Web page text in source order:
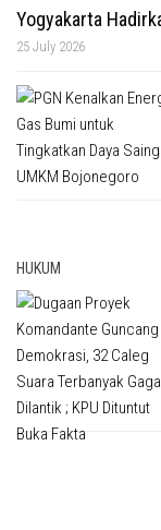
Yogyakarta
25 July 2026
HUKUM